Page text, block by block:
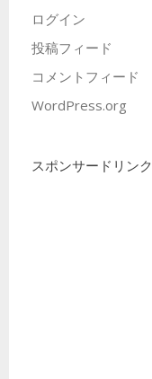
ログイン
投稿フィード
コメントフィード
WordPress.org
スポンサードリンク